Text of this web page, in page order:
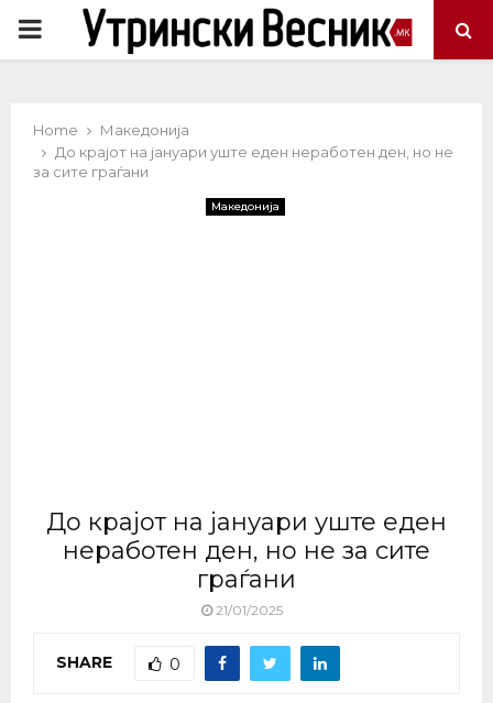
PRIMARY
Home
Македонија
До крајот на јануари уште еден неработен ден, но не
за сите граѓани
Македонија
До крајот на јануари уште еден
неработен ден, но не за сите
граѓани
21/01/2025
SHARE 0